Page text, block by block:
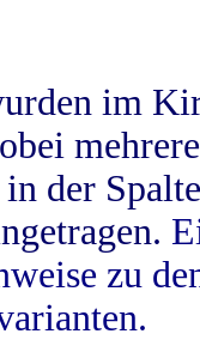
im
der
zu